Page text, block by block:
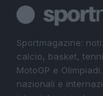
Sportmagazine:
calcio, basket,
MotoGP e
nazionali e